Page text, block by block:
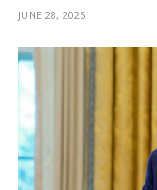
JUNE 28, 2025